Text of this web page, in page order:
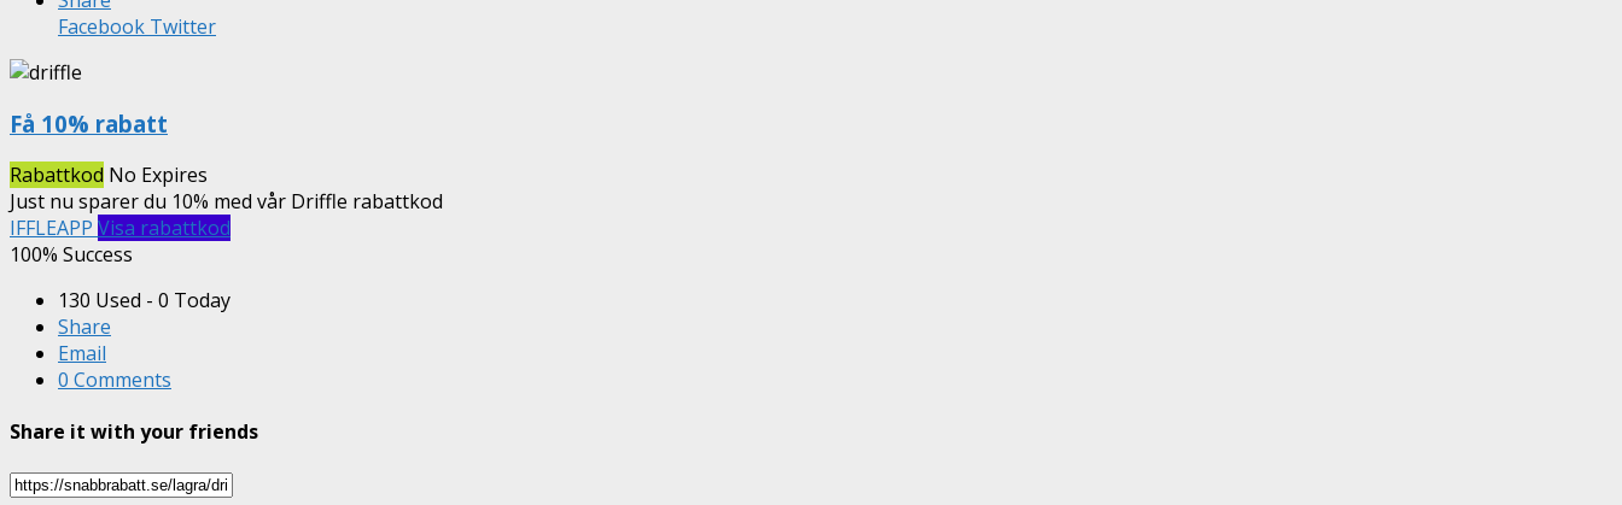
Facebook Twitter
Få 10% rabatt
Rabattkod No Expires
Just nu sparer du 10% med vår Driffle rabattkod
IFFLEAPP Visa rabattkod
100% Success
130 Used - 0 Today
Share
Email
0 Comments
Share it with your friends